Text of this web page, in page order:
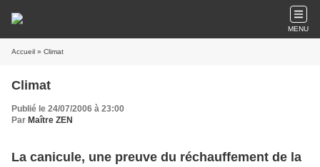
MENU
Accueil » Climat
Climat
Publié le 24/07/2006 à 23:00
Par Maître ZEN
La canicule, une preuve du réchauffement de la